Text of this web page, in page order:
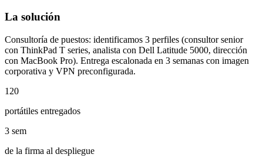
La solución
Consultoría de puestos: identificamos 3 perfiles (consultor senior
con ThinkPad T series, analista con Dell Latitude 5000, dirección
con MacBook Pro). Entrega escalonada en 3 semanas con imagen
corporativa y VPN preconfigurada.
120
portátiles entregados
3 sem
de la firma al despliegue